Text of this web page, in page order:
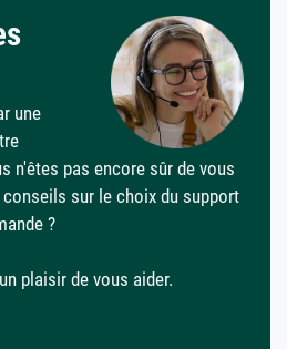
une
n'êtes pas encore sûr de vous
sur le choix du support
?
plaisir de vous aider.